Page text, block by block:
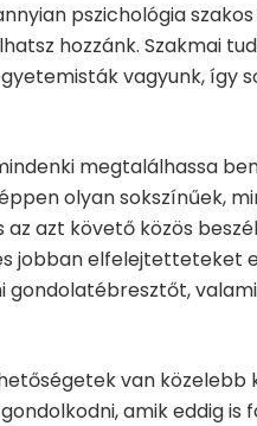
pszichológia
hozzánk. Szakmai
vagyunk, így
megtalálhassa
olyan sokszínűek,
az azt követő közös
jobban elfelejtetteteket
gondolatébresztőt,
van közelebb
amik eddig